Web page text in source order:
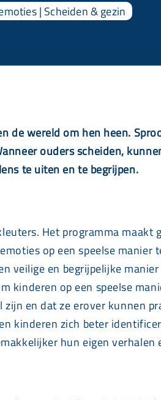
| Scheiden & gezin
wereld om hen heen.
ouders scheiden,
te uiten en te begrijpen.
Het programma
op een speelse
veilige en begrijpelijke
op een speelse
en dat ze erover kunnen
kinderen zich beter
hun eigen verhalen